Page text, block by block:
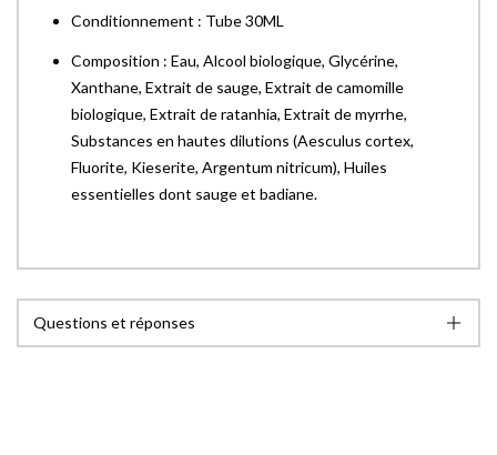
Conditionnement : Tube 30ML
Composition : Eau, Alcool biologique, Glycérine,
Xanthane, Extrait de sauge, Extrait de camomille
biologique, Extrait de ratanhia, Extrait de myrrhe,
Substances en hautes dilutions (Aesculus cortex,
Fluorite, Kieserite, Argentum nitricum), Huiles
essentielles dont sauge et badiane.
Questions et réponses